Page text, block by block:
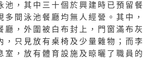
，其中三十個於興建時已預留餐
間泳池餐廳均無人經營。其中，
，外圍被白布封上，門窗滿布灰
，只見放有桌椅及少量雜物；而李
，放有體育設施及晾曬了職員的